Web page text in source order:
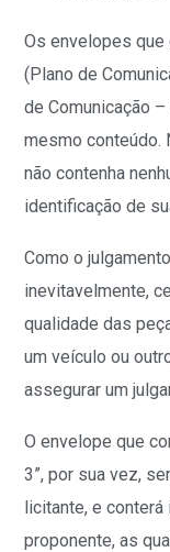
Os envelopes que
(Plano de
de Comunicação
mesmo conteúdo.
não contenha
identificação de
Como o
inevitavelmente,
qualidade das
um veículo ou
assegurar um
O envelope que
3”, por sua vez,
licitante, e
proponente, as